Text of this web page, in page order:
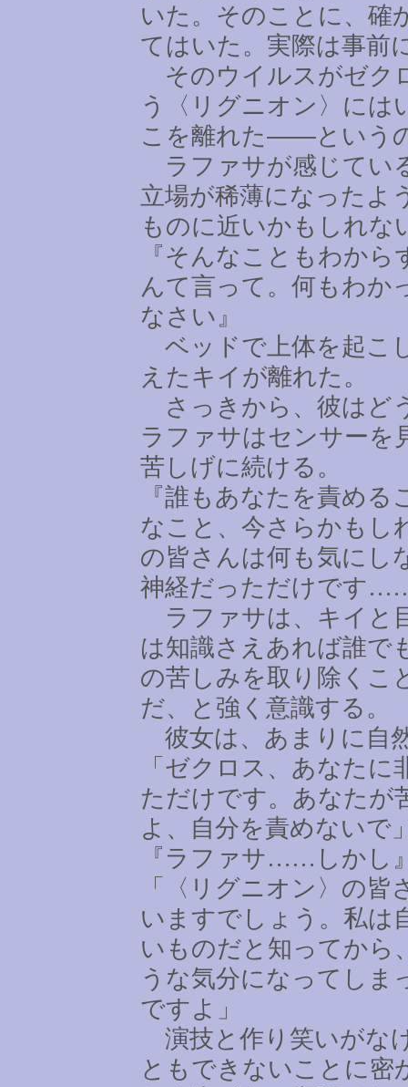
いた。そのことに、確
てはいた。実際は事前
そのウイルスがゼク
う〈リグニオン〉には
こを離れた――という
ラファサが感じてい
立場が稀薄になったよ
ものに近いかもしれな
『そんなこともわか
んて言って。何もわか
なさい』
ベッドで上体を起こ
えたキイが離れた。
さっきから、彼はど
ラファサはセンサーを
苦しげに続ける。
『誰もあなたを責め
なこと、今さらかもし
の皆さんは何も気にし
神経だっただけです
ラファサは、キイと
は知識さえあれば誰で
の苦しみを取り除くこ
だ、と強く意識する。
彼女は、あまりに自
「ゼクロス、あなた
ただけです。あなたが
よ、自分を責めないで
『ラファサ…… しかし
「〈リグニオン〉の
いますでしょう。私は
いものだと知ってから
うな気分になってしま
ですよ」
演技と作り笑いがな
ともできないことに密